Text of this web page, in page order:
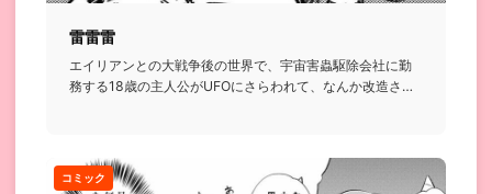
雷雷雷
エイリアンとの大戦争後の世界で、宇宙害蟲駆除会社に勤
務する18歳の主人公がUFOにさらわれて、なんか改造され
コミック